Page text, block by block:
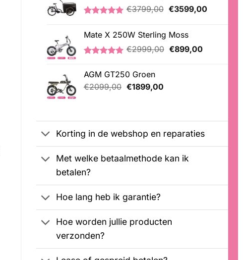
gebaseerd
op
klantbeoordelingen
€3799,00 Oorspronkelijke
€3799,00.
€3599,00Huidige
Mate X 250W Sterling Moss
5.00 op 5
gebaseerd
op
klantbeoordelingen
€2999,00 Oorspronkelijke
€899,00Huidige
AGM GT250 Groen
€2099,00 Oorspronkelijke
€1899,00Huidige
Korting in de webshop en reparaties
Met welke betaalmethode kan ik
betalen?
Hoe lang heb ik garantie?
Hoe worden jullie producten
verzonden?